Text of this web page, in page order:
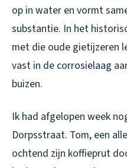
op in water en vormt
substantie. In het
met die oude gietijzeren
vast in de corrosielaag
buizen.
Ik had afgelopen week
Dorpsstraat. Tom, een
ochtend zijn koffieprut